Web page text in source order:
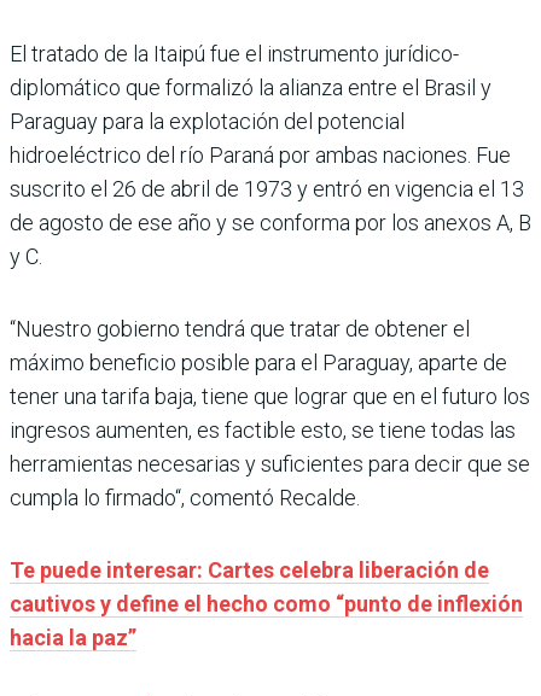
El tratado de la Itaipú fue el instrumento jurídico-
diplomático que formalizó la alianza entre el Brasil y
Paraguay para la explotación del potencial
hidroeléctrico del río Paraná por ambas naciones. Fue
suscrito el 26 de abril de 1973 y entró en vigencia el 13
de agosto de ese año y se conforma por los anexos A, B
y C.
“Nuestro gobierno tendrá que tratar de obtener el
máximo beneficio posible para el Paraguay, aparte de
tener una tarifa baja, tiene que lograr que en el futuro los
ingresos aumenten, es factible esto, se tiene todas las
herramientas necesarias y suficientes para decir que se
cumpla lo firmado“, comentó Recalde.
Te puede interesar: Cartes celebra liberación de
cautivos y define el hecho como “punto de inflexión
hacia la paz”